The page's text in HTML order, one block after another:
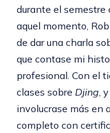
durante el
aquel momento,
de dar una charla
que contase mi
profesional. Con el
clases sobre Djing,
involucrase más en
completo con